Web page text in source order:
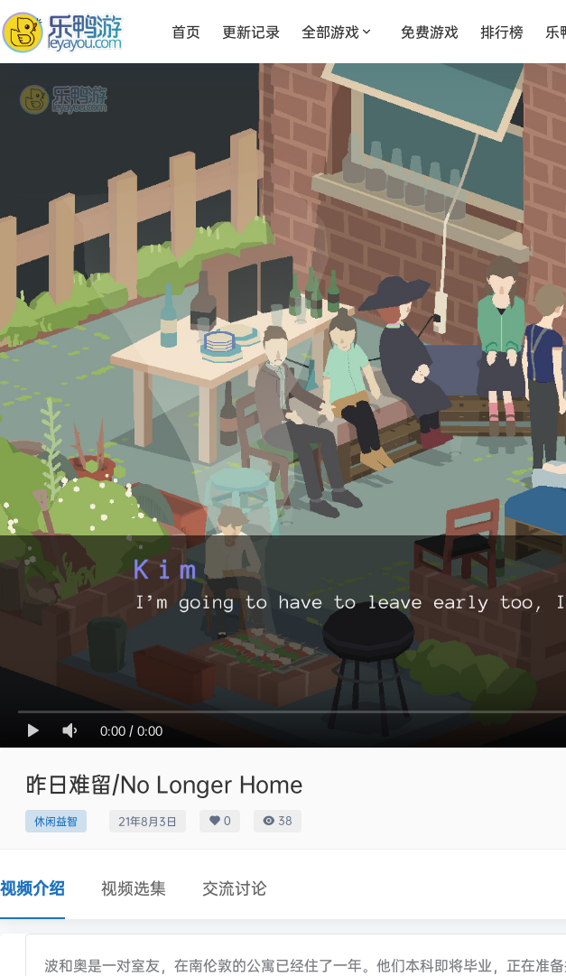
首页 更新记录 全部游戏 免费游戏 排行榜 乐
0:00 / 0:00
昨日难留/No Longer Home
休闲益智 21年8月3日 0 38
视频介绍 视频选集 交流讨论
波和奥是一对室友，在南伦敦的公寓已经住了一年。他们本科即将毕业，正在准